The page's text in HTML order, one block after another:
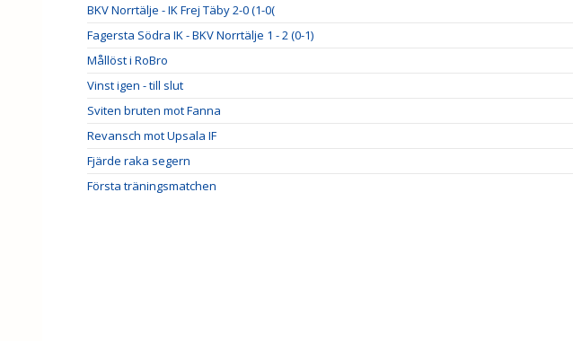
BKV Norrtälje - IK Frej Täby 2-0 (1-0(
Fagersta Södra IK - BKV Norrtälje 1 - 2 (0-1)
Mållöst i RoBro
Vinst igen - till slut
Sviten bruten mot Fanna
Revansch mot Upsala IF
Fjärde raka segern
Första träningsmatchen